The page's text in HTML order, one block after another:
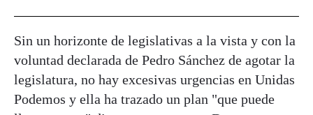
Sin un horizonte de legislativas a la vista y con la
voluntad declarada de Pedro Sánchez de agotar la
legislatura, no hay excesivas urgencias en Unidas
Podemos y ella ha trazado un plan "que puede